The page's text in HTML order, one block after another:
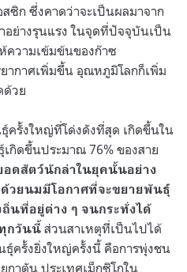
ซิก ซึ่งคาดว่าจะเป็นผลมาจาก
อย่างรุนแรง ในจุดที่ปัจจุบันเป็น
วามเข้มข้นของก๊าซ
ากาศเพิ่มขึ้น อุณหภูมิโลกก็เพิ่ม
ด้วย
ครั้งใหญ่ที่โด่งดังที่สุด เกิดขึ้นใน
กิดขึ้นประมาณ 76% ของสาย
อดสัตว์นักล่าในยุคนั้นอย่าง
ด้วยนมมีโอกาศที่จะขยายพันธุ์
นที่อยู่ต่าง ๆ จนกระทั่งได้
กวันนี้ ส่วนสาเหตุที่เป็นไปได้
ครั้งยิ่งใหญ่ครั้งนี้ คือการพุ่งชน
าตัน ประเทศเม็กซิโกใน